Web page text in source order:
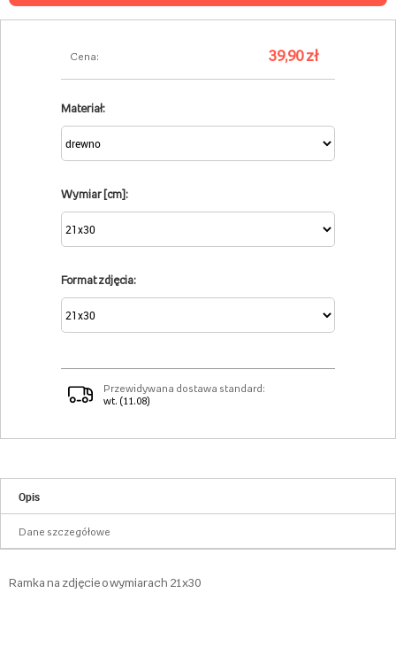
Cena: 39,90 zł
Materiał:
Wymiar [cm]:
Format zdjęcia:
Przewidywana dostawa standard:
wt. (11.08)
Opis
Dane szczegółowe
Ramka na zdjęcie o wymiarach 21x30